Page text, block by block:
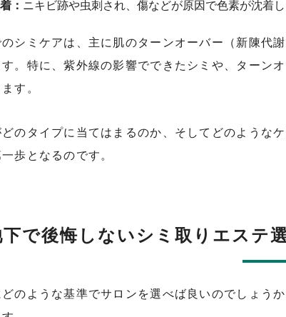
： ニキビ跡や虫刺され、傷などが原因で色素が沈着し
シミケアは、主に肌のターンオーバー（新陳代
。特に、紫外線の影響でできたシミや、ターン
す。
のタイプに当てはまるのか、そしてどのような
歩となるのです。
下で後悔しないシミ取りエステ
のような基準でサロンを選べば良いのでしょう